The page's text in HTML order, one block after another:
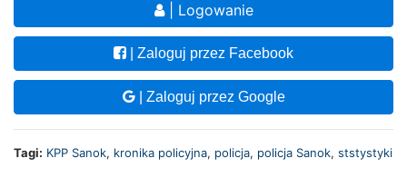
| Logowanie
| Zaloguj przez Facebook
| Zaloguj przez Google
Tagi: KPP Sanok, kronika policyjna, policja, policja Sanok, ststystyki